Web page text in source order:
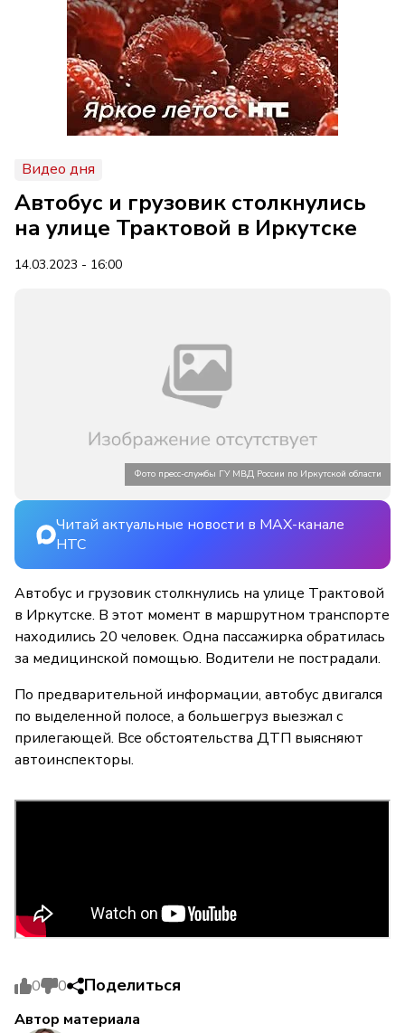
Видео дня
Автобус и грузовик столкнулись
на улице Трактовой в Иркутске
14.03.2023 - 16:00
Фото пресс-службы ГУ МВД России по Иркутской области
Читай актуальные новости в MAX-канале
НТС
Автобус и грузовик столкнулись на улице Трактовой
в Иркутске. В этот момент в маршрутном транспорте
находились 20 человек. Одна пассажирка обратилась
за медицинской помощью. Водители не пострадали.
По предварительной информации, автобус двигался
по выделенной полосе, а большегруз выезжал с
прилегающей. Все обстоятельства ДТП выясняют
автоинспекторы.
0 0 Поделиться
Автор материала